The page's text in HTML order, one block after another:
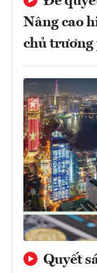
Nâng cao
chủ
Quyết